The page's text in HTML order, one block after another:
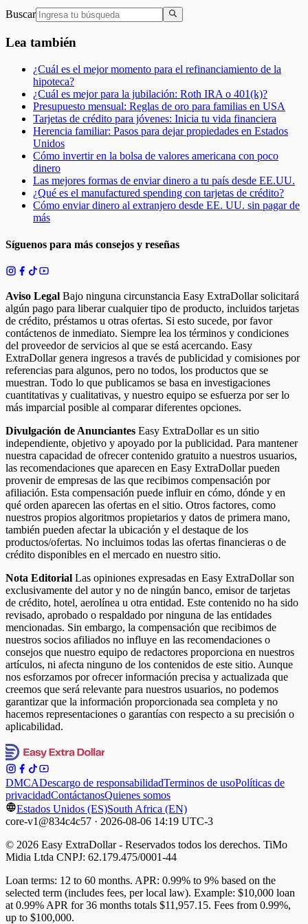
Buscar
Lea también
¿Cuál es el mejor momento para el refinanciamiento de la
hipoteca?
¿Cuál es mejor para la jubilación: Roth IRA o 401(k)?
Presupuesto mensual: Reglas de oro para familias en USA
Tarjetas de crédito para jóvenes: Inicia tu vida financiera
Herencia familiar: Pasos para dejar propiedades en Estados
Unidos
Cómo invertir en la bolsa de valores americana con poco
dinero
Las mejores formas de enviar dinero a tu país desde EE.UU.
¿Qué es el manufactured spending con tarjetas de crédito?
Cómo enviar dinero al extranjero desde EE. UU. sin pagar de
más
Síguenos para más consejos y reseñas
Aviso Legal Bajo ninguna circunstancia Easy ExtraDollar solicitará
algún pago para liberar cualquier tipo de producto, incluidos tarjetas
de crédito, préstamos u otras ofertas. Si esto sucede, por favor
contáctenos de inmediato. Siempre lea los términos y condiciones
del proveedor de servicios al que se está acercando. Easy
ExtraDollar genera ingresos a través de publicidad y comisiones por
referencias para algunos, pero no todos, los productos que se
muestran. Todo lo que publicamos se basa en investigaciones
cuantitativas y cualitativas, y nuestro equipo se esfuerza por ser lo
más imparcial posible al comparar diferentes opciones.
Divulgación de Anunciantes Easy ExtraDollar es un sitio
independiente, objetivo y apoyado por la publicidad. Para mantener
nuestra capacidad de ofrecer contenido gratuito a nuestros usuarios,
las recomendaciones que aparecen en Easy ExtraDollar pueden
provenir de empresas de las que recibimos compensación por
afiliación. Esta compensación puede influir en cómo, dónde y en
qué orden aparecen las ofertas en el sitio. Otros factores, como
nuestros propios algoritmos propietarios y datos de primera mano,
también pueden afectar la ubicación y el destaque de los
productos/ofertas. No incluimos todas las ofertas financieras o de
crédito disponibles en el mercado en nuestro sitio.
Nota Editorial Las opiniones expresadas en Easy ExtraDollar son
exclusivamente del autor y no de ningún banco, emisor de tarjetas
de crédito, hotel, aerolínea u otra entidad. Este contenido no ha sido
revisado, aprobado o respaldado por ninguna de las entidades
mencionadas. Sin embargo, la compensación que recibimos de
nuestros socios afiliados no influye en las recomendaciones o
consejos que nuestro equipo de redactores proporciona en nuestros
artículos, ni afecta ninguno de los contenidos de este sitio. Aunque
nos esforzamos por ofrecer información precisa y actualizada que
creemos que será relevante para nuestros usuarios, no podemos
garantizar que la información proporcionada sea completa y no
hacemos representaciones o garantías con respecto a su precisión o
aplicabilidad.
DMCADescargo de responsabilidadTerminos de usoPolíticas de
privacidadContáctanosQuienes somos
Estados Unidos (ES)South Africa (EN)
core-v1@834c4c57 · 2026-08-06 14:19 UTC-3
© 2026 Easy ExtraDollar - Reservados todos los derechos. TiMo
Midia Ltda CNPJ: 62.179.475/0001-44
Loan terms: 12 to 60 months. APR: 0.99% to 9% based on the
selected term (includes fees, per local law). Example: $10,000 loan
at 0.99% APR for 36 months totals $11,957.15. Fees from 0.99%,
up to $100,000.